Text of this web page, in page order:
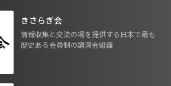
きさらぎ会
情報収集と交流の場を提供する日本で最も
歴史ある会員制の講演会組織